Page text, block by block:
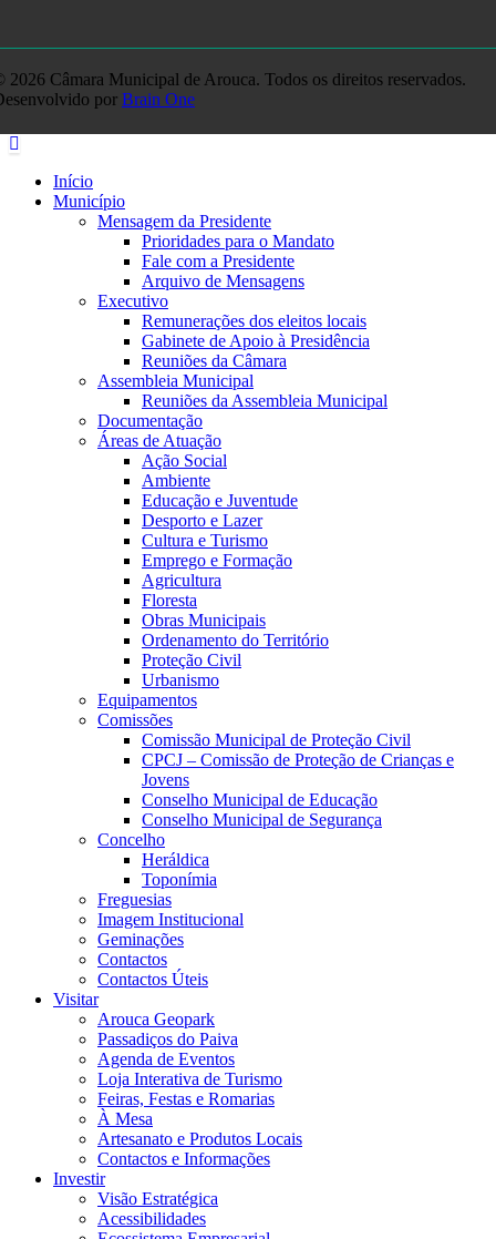
2026 Câmara Municipal de Arouca. Todos os direitos reservados.
por Brain One
Início
Município
Mensagem da Presidente
Prioridades para o Mandato
Fale com a Presidente
Arquivo de Mensagens
Executivo
Remunerações dos eleitos locais
Gabinete de Apoio à Presidência
Reuniões da Câmara
Assembleia Municipal
Reuniões da Assembleia Municipal
Documentação
Áreas de Atuação
Ação Social
Ambiente
Educação e Juventude
Desporto e Lazer
Cultura e Turismo
Emprego e Formação
Agricultura
Floresta
Obras Municipais
Ordenamento do Território
Proteção Civil
Urbanismo
Equipamentos
Comissões
Comissão Municipal de Proteção Civil
CPCJ – Comissão de Proteção de Crianças e
Jovens
Conselho Municipal de Educação
Conselho Municipal de Segurança
Concelho
Heráldica
Toponímia
Freguesias
Imagem Institucional
Geminações
Contactos
Contactos Úteis
Visitar
Arouca Geopark
Passadiços do Paiva
Agenda de Eventos
Loja Interativa de Turismo
Feiras, Festas e Romarias
À Mesa
Artesanato e Produtos Locais
Contactos e Informações
Investir
Visão Estratégica
Acessibilidades